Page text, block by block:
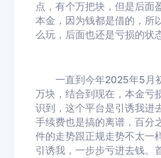
点，有个万把块，但是后面
本金，因为钱都是借的，所
么玩，后面也还是亏损的状
一直到今年2025年5月
万块，结合到现在，本金
识到，这个平台是引诱我进
手续费也是搞的离谱，百分
件的走势跟正规走势不太一
引诱我，一步步亏进去钱。